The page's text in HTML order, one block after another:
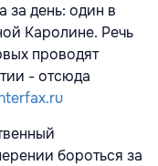
за день: один в
Каролине. Речь
проводят
- отсюда
бороться за